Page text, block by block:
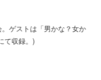
ゲストは「男かな？女か
て収録。)